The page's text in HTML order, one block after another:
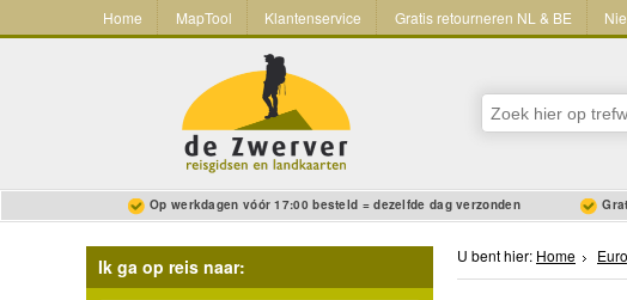
Home MapTool Klantenservice Gratis retourneren NL & BE
Op werkdagen vóór 17:00 besteld = dezelfde dag verzonden
Ik ga op reis naar: U bent hier: Home